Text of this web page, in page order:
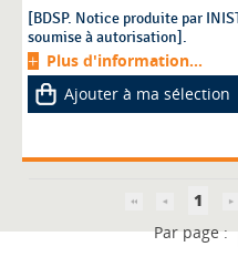
[BDSP. Notice produite par
soumise à autorisation].
Plus d'information...
Ajouter à ma sélection
1
Par page :